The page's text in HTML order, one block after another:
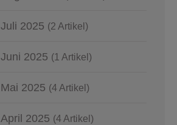
Juli 2025 (2 Artikel)
Juni 2025 (1 Artikel)
Mai 2025 (4 Artikel)
April 2025 (4 Artikel)